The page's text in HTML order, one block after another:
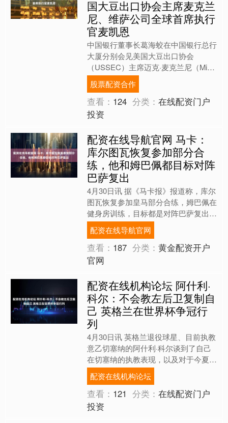
国大豆出口协会主席麦克兰
尼、维萨公司全球首席执行
官麦凯恩
中国银行董事长葛海蛟在中国银行总行
大厦分别会见美国大豆出口协会
（USSEC）主席迈克·麦克兰尼（Mike
McCranie）、首席执行官苏健（Jim
Sutte....
股票配资合作
查看： 124 分类：在线配资门户
投资
配资在线导航官网 马卡：
库尔图瓦恢复参加部分合
练，他和姆巴佩都目标对阵
巴萨复出
4月30日讯 据《马卡报》报道称，库尔
图瓦恢复参加皇马部分合练，姆巴佩在
健身房训练，目标都是对阵巴萨复出。
在周三的休息日后，皇马恢复了训练，
今天的训练课几乎没....
配资在线导航官网
查看： 187 分类：黄金配资开户
官网
配资在线机构论坛 阿什利·
科尔：不会教左后卫复制自
己 英格兰在世界杯争冠行
列
4月30日讯 英格兰退役球星、目前执教
意乙切塞纳的阿什利·科尔谈到了自己
在切塞纳的执教表现，以及对于今夏世
界杯的看法。 阿什利·科尔回忆自己刚
执教切塞纳时首战告....
配资在线机构论坛
查看： 121 分类：在线配资门户
投资